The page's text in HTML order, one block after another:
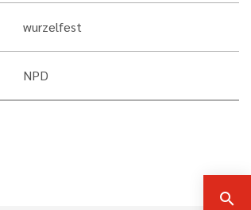
search
wurzelfest
NPD